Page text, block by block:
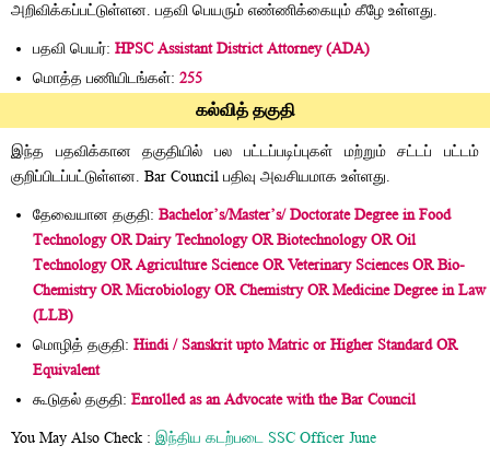
அறிவிக்கப்பட்டுள்ளன. பதவி பெயரும் எண்ணிக்கையும் கீழே உள்ளது.
பதவி பெயர்: HPSC Assistant District Attorney (ADA)
மொத்த பணியிடங்கள்: 255
கல்வித் தகுதி
இந்த பதவிக்கான தகுதியில் பல பட்டப்படிப்புகள் மற்றும் சட்டப் பட்டம்
குறிப்பிடப்பட்டுள்ளன. Bar Council பதிவு அவசியமாக உள்ளது.
தேவையான தகுதி: Bachelor’s/Master’s/ Doctorate Degree in Food
Technology OR Dairy Technology OR Biotechnology OR Oil
Technology OR Agriculture Science OR Veterinary Sciences OR Bio-
Chemistry OR Microbiology OR Chemistry OR Medicine Degree in Law
(LLB)
மொழித் தகுதி: Hindi / Sanskrit upto Matric or Higher Standard OR
Equivalent
கூடுதல் தகுதி: Enrolled as an Advocate with the Bar Council
You May Also Check : இந்திய கடற்படை SSC Officer June